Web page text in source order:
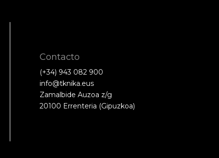
Contacto
(+34) 943 082 900
info@tknika.eus
Zamalbide Auzoa z/g
20100 Errenteria (Gipuzkoa)